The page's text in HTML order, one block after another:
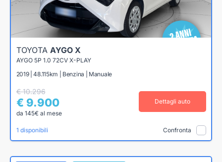
TOYOTA AYGO X
AYGO 5P 1.0 72CV X-PLAY
2019 | 48.115km | Benzina | Manuale
€ 10.296
€ 9.900
da 145€ al mese
Dettagli auto
1 disponibili Confronta